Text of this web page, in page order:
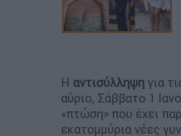
Η αντισύλληψη για
αύριο, Σάββατο 1
«πτώση» που έχει
εκατομμύρια νέες